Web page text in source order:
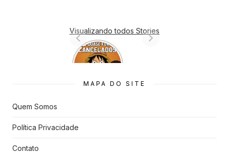
Visualizando todos Stories
7 Animes
que quase
s
MAPA DO SITE
Quem Somos
Política Privacidade
Contato